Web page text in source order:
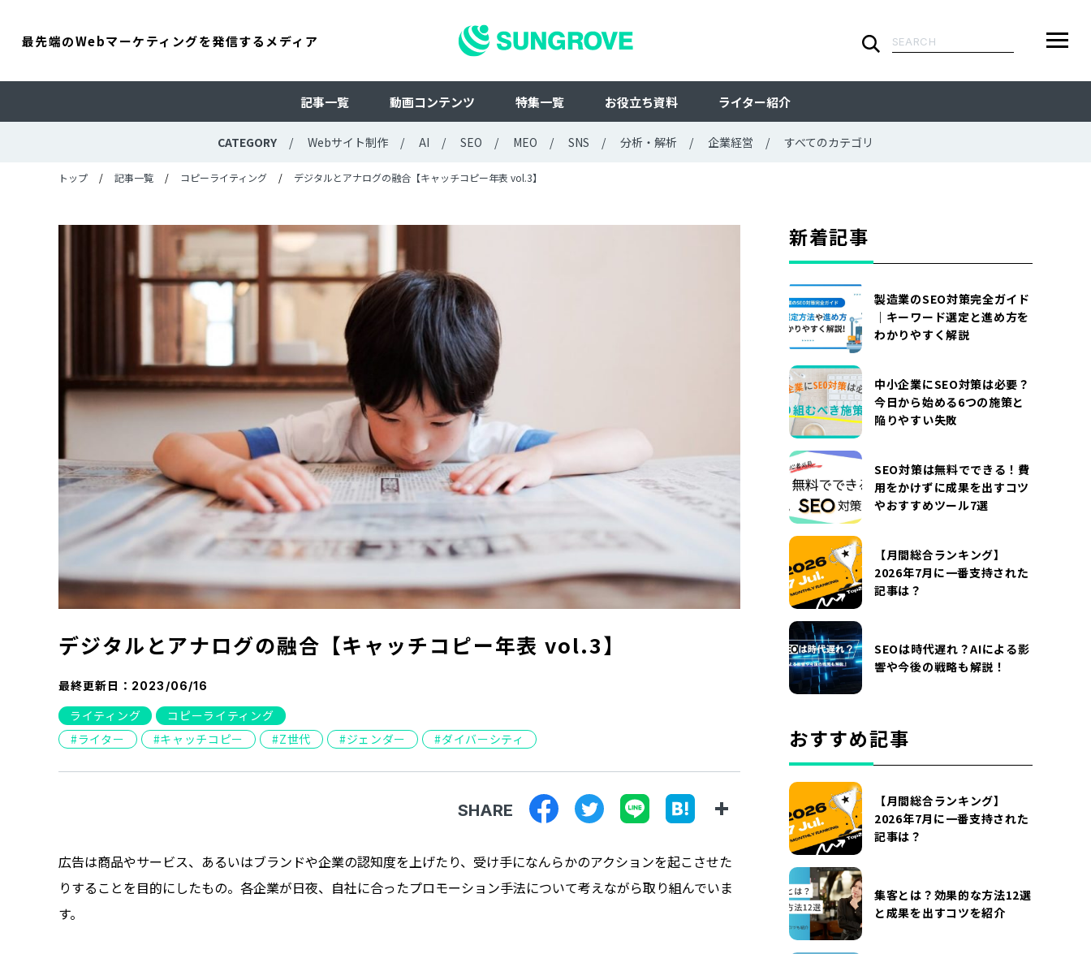
最先端のWebマーケティングを発信するメディア
検
記事一覧 動画コンテンツ 特集一覧 お役立ち資料 ライター紹介
CATEGORY Webサイト制作 AI SEO MEO SNS 分析・解析 企業経営 すべてのカテゴリ
ニ
ュ
ARTICLE
すべての記事
CATEGORY
WRITER
ライターで探す
MOVIE
DOCUMENT
お役立ち資料
お問い合わせ
『SUNGROVE』について
利用規約
広告掲載に関する規約
特定商取引法に基づく表記
プライバシーポリシー
トップ 記事一覧 コピーライティング デジタルとアナログの融合【キャッチコピー年表 vol.3】
デジタルとアナログの融合【キャッチコピー年表 vol.3】
最終更新日： 2023/06/16
ライティング
コピーライティング
ライター
キャッチコピー Z世代 ジェンダー ダイバーシティ
SHARE
広告は商品やサービス、あるいはブランドや企業の認知度を上げたり、受け手になんらかのアクションを起こさせた
りすることを目的にしたもの。各企業が日夜、自社に合ったプロモーション手法について考えながら取り組んでいま
す。
新着記事
製造業のSEO対策完全ガイド
｜キーワード選定と進め方を
わかりやすく解説
中小企業にSEO対策は必要？
今日から始める6つの施策と
陥りやすい失敗
SEO対策は無料でできる！費
用をかけずに成果を出すコツ
やおすすめツール7選
【月間総合ランキング】
2026年7月に一番支持された
記事は？
SEOは時代遅れ？AIによる影
響や今後の戦略も解説！
おすすめ記事
【月間総合ランキング】
2026年7月に一番支持された
記事は？
集客とは？効果的な方法12選
と成果を出すコツを紹介